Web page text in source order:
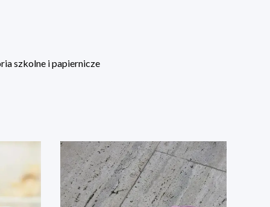
szkolne i papiernicze